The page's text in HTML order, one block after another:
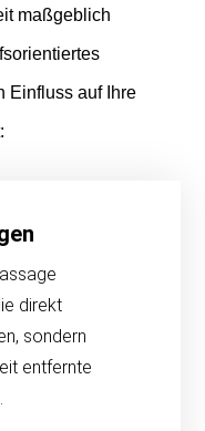
maßgeblich
Einfluss auf Ihre
direkt
sondern
entfernte